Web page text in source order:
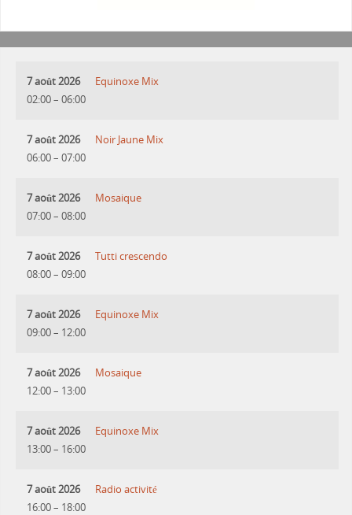
7 août 2026
02:00– 06:00
Equinoxe Mix
7 août 2026
06:00– 07:00
Noir Jaune Mix
7 août 2026
07:00– 08:00
Mosaique
7 août 2026
08:00– 09:00
Tutti crescendo
7 août 2026
09:00– 12:00
Equinoxe Mix
7 août 2026
12:00– 13:00
Mosaique
7 août 2026
13:00– 16:00
Equinoxe Mix
7 août 2026
16:00– 18:00
Radio activité